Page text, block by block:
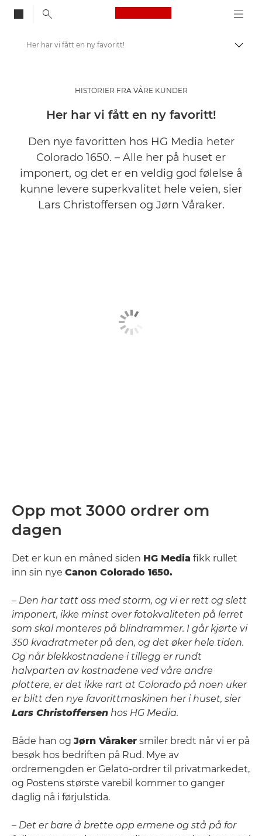
Canon Logo, back
Løsninger og tjenester
Innsikt
Her har vi fått en ny favoritt!
HISTORIER FRA VÅRE KUNDER
Her har vi fått en ny favoritt!
Den nye favoritten hos HG Media heter
Colorado 1650. – Alle her på huset er
imponert, og det er en veldig god følelse å
kunne levere superkvalitet hele veien, sier
Lars Christoffersen og Jørn Våraker.
Opp mot 3000 ordrer om
dagen
Det er kun en måned siden HG Media fikk rullet
inn sin nye Canon Colorado 1650.
– Den har tatt oss med storm, og vi er rett og slett
imponert, ikke minst over fotokvaliteten på lerret
som skal monteres på blindrammer. I går kjørte vi
350 kvadratmeter på den, og det øker hele tiden.
Og når blekkostnadene i tillegg er rundt
halvparten av kostnadene ved våre andre
plottere, er det ikke rart at Colorado på noen uker
er blitt den nye favorittmaskinen her i huset, sier
Lars Christoffersen hos HG Media.
Både han og Jørn Våraker smiler bredt når vi er på
besøk hos bedriften på Rud. Mye av
ordremengden er Gelato-ordrer til privatmarkedet,
og Postens største varebil kommer to ganger
daglig nå i førjulstida.
– Det er bare å brette opp ermene og stå på for